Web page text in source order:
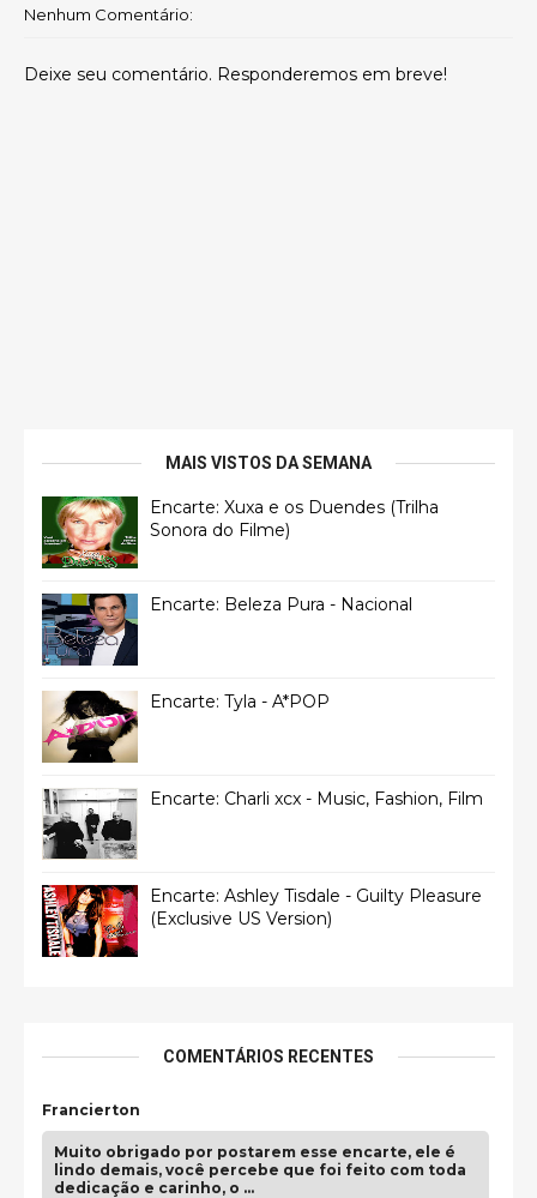
Nenhum Comentário:
Deixe seu comentário. Responderemos em breve!
MAIS VISTOS DA SEMANA
Encarte: Xuxa e os Duendes (Trilha
Sonora do Filme)
Encarte: Beleza Pura - Nacional
Encarte: Tyla - A*POP
Encarte: Charli xcx - Music, Fashion, Film
Encarte: Ashley Tisdale - Guilty Pleasure
(Exclusive US Version)
COMENTÁRIOS RECENTES
Francierton
Muito obrigado por postarem esse encarte, ele é
lindo demais, você percebe que foi feito com toda
dedicação e carinho, o …